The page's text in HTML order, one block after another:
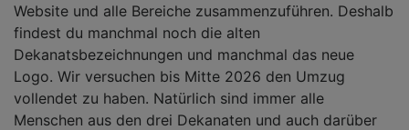
Website und alle Bereiche zusammenzuführen. Deshalb
findest du manchmal noch die alten
Dekanatsbezeichnungen und manchmal das neue
Logo. Wir versuchen bis Mitte 2026 den Umzug
vollendet zu haben. Natürlich sind immer alle
Menschen aus den drei Dekanaten und auch darüber